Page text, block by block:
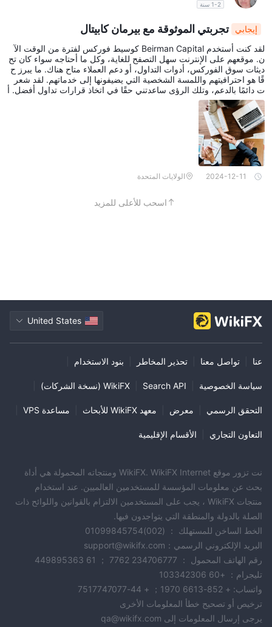
1-2 سنة
إيجابي تجربتي الموثوقة مع بيرمان كابيتال
لقد كنت أستخدم Beirman Capital كوسيط فوركس لفترة من الوقت الآ
ن. موقعهم على الإنترنت سهل التصفح للغاية، وكل ما أحتاجه سواء كان تح
ديثات سوق الفوركس، أدوات التداول، أو دعم العملاء متاح هناك. ما يبرز ح
قًا هو احترافيتهم واللمسة الشخصية التي يضيفونها إلى خدماتهم. لقد شعر
ت دائمًا بالدعم، وتلك الرؤى ساعدتني حقًا في اتخاذ قرارات تداول أفضل. أ
وصي بهم بشدة لأي شخص يبحث عن وسيط موثوق وجدير بالثقة.
2024-12-11 الولايات المتحدة
اسحب للأعلى للمزيد
United States
عنا تواصل معنا تحذير المخاطر بنود الاستخدام
سياسة الخصوصية Search API WikiFX (نسخة الشركات)
التحقق الرسمي معرض معهد WikiFX للأبحاث مساعدة VPS
التعاون التجاري الأقسام الإقليمية
نت تزور موقع WikiFX. WikiFX Internet ومنتجاته المحمولة هي أداة
بحث عن معلومات المؤسسة للمستخدمين العالميين. عند استخدام
منتجات WikiFX ، يجب على المستخدمين الالتزام بالقوانين واللوائح ذات
الصلة بالدولة والمنطقة التي يتواجدون فيها.
الخط الساخن للمستهلك ： (002)01099845754
البريد الإلكتروني الرسمي：support@wikifx.com
رقم الهاتف المحمول ： 234706777 7762 ； 61 449895363
تليجرام： +60 103342306
واتساب: + 852-6613 1970； + 44-7517747077
ترخيص أو تصحيح خطأ المعلومات الأخرى
يرجى إرسال المعلومات إلى qa@wikifx.com